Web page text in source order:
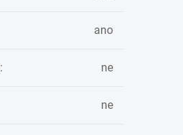
ano
: ne
ne